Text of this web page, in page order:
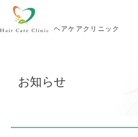
ヘアケアクリニック
お知らせ